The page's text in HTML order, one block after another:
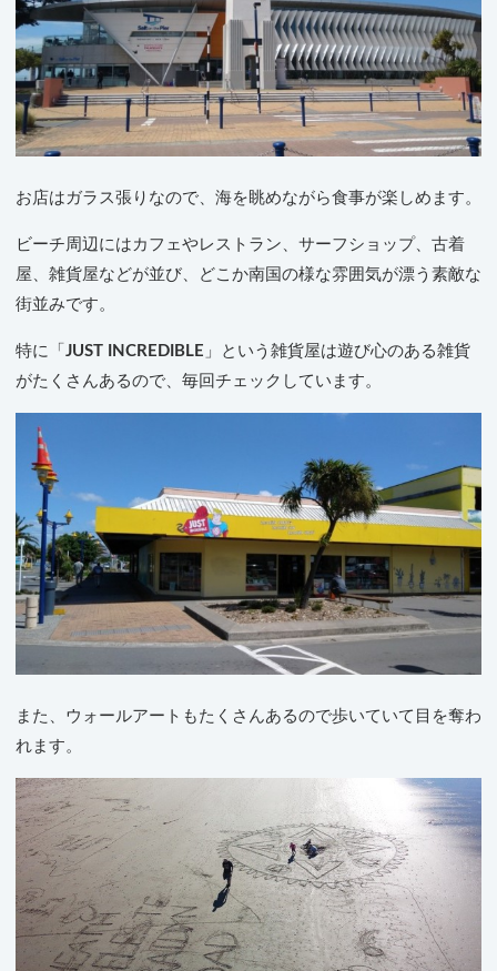
お店はガラス張りなので、海を眺めながら食事が楽しめます。
ビーチ周辺にはカフェやレストラン、サーフショップ、古着
屋、雑貨屋などが並び、どこか南国の様な雰囲気が漂う素敵な
街並みです。
特に「 JUST INCREDIBLE 」という雑貨屋は遊び心のある雑貨
がたくさんあるので、毎回チェックしています。
また、ウォールアートもたくさんあるので歩いていて目を奪わ
れます。